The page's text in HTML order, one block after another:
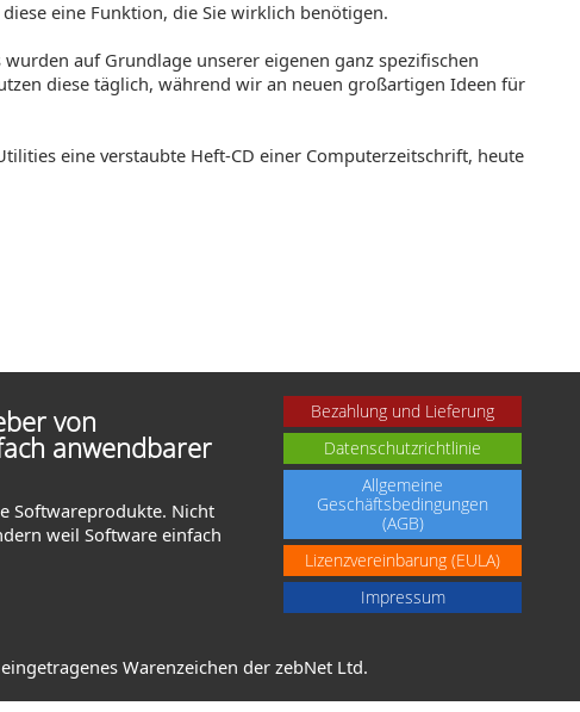
eine Funktion, die Sie wirklich benötigen.
auf Grundlage unserer eigenen ganz spezifischen
diese täglich, während wir an neuen großartigen Ideen für
eine verstaubte Heft-CD einer Computerzeitschrift, heute
von
anwendbarer
Softwareprodukte. Nicht
weil Software einfach
Bezahlung und Lieferung
Datenschutzrichtlinie
Allgemeine
Geschäftsbedingungen
(AGB)
Lizenzvereinbarung (EULA)
Impressum
Warenzeichen der zebNet Ltd.